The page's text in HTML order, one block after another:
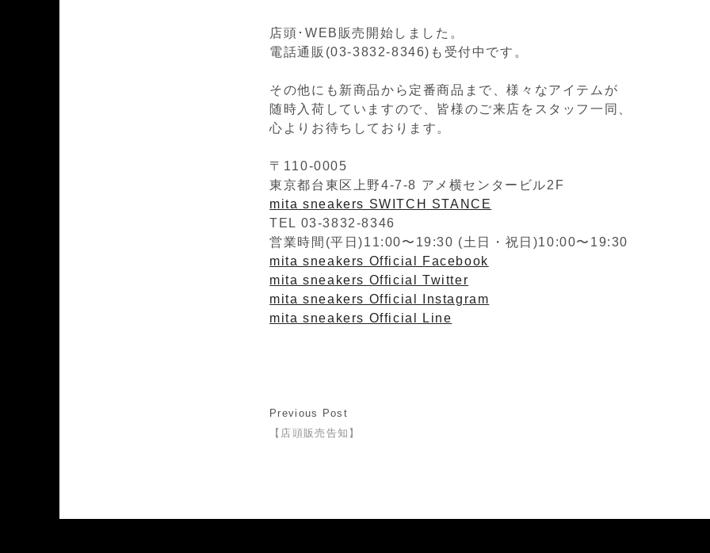
店頭･WEB販売開始しました。
電話通販(03-3832-8346)も受付中です。
その他にも新商品から定番商品まで、様々なアイテムが
随時入荷していますので、皆様のご来店をスタッフ一同、
心よりお待ちしております。
〒110-0005
東京都台東区上野4-7-8 アメ横センタービル2F
mita sneakers SWITCH STANCE
TEL 03-3832-8346
営業時間(平日)11:00〜19:30 (土日・祝日)10:00〜19:30
mita sneakers Official Facebook
mita sneakers Official Twitter
mita sneakers Official Instagram
mita sneakers Official Line
Previous Post
【店頭販売告知】